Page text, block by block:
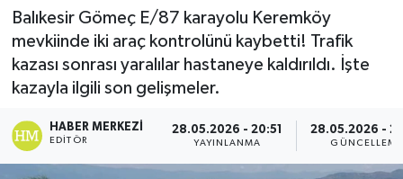
Balıkesir Gömeç E/87 karayolu Keremköy
mevkiinde iki araç kontrolünü kaybetti! Trafik
kazası sonrası yaralılar hastaneye kaldırıldı. İşte
kazayla ilgili son gelişmeler.
HABER MERKEZI
EDITÖR
28.05.2026 - 20:51
YAYINLANMA
28.05.2026 -
GÜNCELLEME
BİYOGRAFİLER
Burhaniye
Tüm Manşetler
Son Dakika Haberleri